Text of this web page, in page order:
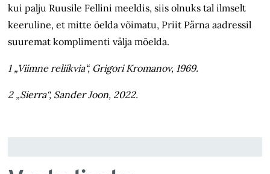
kui palju Ruusile Fellini meeldis, siis olnuks tal ilmselt
keeruline, et mitte öelda võimatu, Priit Pärna aadressil
suuremat komplimenti välja mõelda.
1 „Viimne reliikvia“, Grigori Kromanov, 1969.
2 „Sierra“, Sander Joon, 2022.